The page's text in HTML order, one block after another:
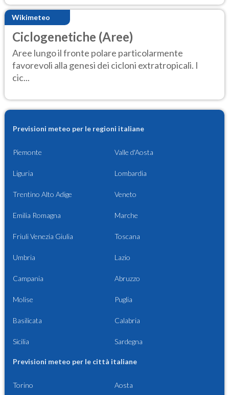
Wikimeteo
Ciclogenetiche (Aree)
Aree lungo il fronte polare particolarmente
favorevoli alla genesi dei cicloni extratropicali. I
cic...
Previsioni meteo per le regioni italiane
Piemonte Valle d'Aosta
Liguria Lombardia
Trentino Alto Adige Veneto
Emilia Romagna Marche
Friuli Venezia Giulia Toscana
Umbria Lazio
Campania Abruzzo
Molise Puglia
Basilicata Calabria
Sicilia Sardegna
Previsioni meteo per le città italiane
Torino Aosta